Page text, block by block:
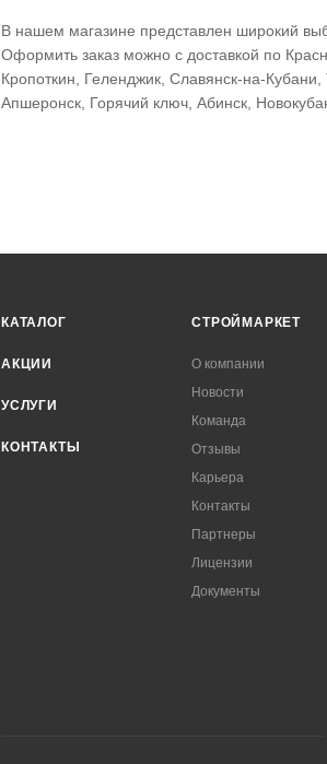
В нашем магазине представлен широкий
Оформить заказ можно с доставкой по
Кропоткин, Геленджик, Славянск-на-
Апшеронск, Горячий ключ, Абинск,
КАТАЛОГ
АКЦИИ
УСЛУГИ
КОНТАКТЫ
СТРОЙМАРКЕТ
О компании
Новости
Команда
Отзывы
Карьера
Контакты
Партнеры
Лицензии
Документы